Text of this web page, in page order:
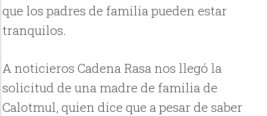
que los padres de familia pueden estar
tranquilos.
A noticieros Cadena Rasa nos llegó la
solicitud de una madre de familia de
Calotmul, quien dice que a pesar de saber